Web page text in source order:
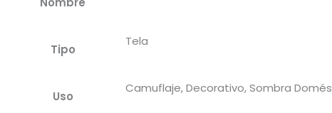
Tipo
Tela
Uso
Camuflaje, Decorativo, Sombra